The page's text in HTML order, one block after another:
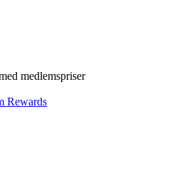
medlemspriser
Rewards